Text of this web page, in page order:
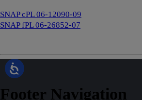
SNAP cPL 06-12090-09
SNAP fPL 06-26852-07
Footer Navigation